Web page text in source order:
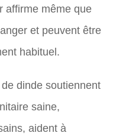
affirme même que
et peuvent être
habituel.
dinde soutiennent
saine,
aident à